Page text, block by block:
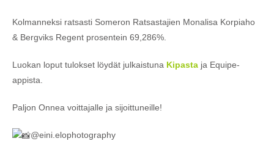
Kolmanneksi ratsasti Someron Ratsastajien Monalisa Korpiaho
& Bergviks Regent prosentein 69,286%.
Luokan loput tulokset löydät julkaistuna Kipasta ja Equipe-
appista.
Paljon Onnea voittajalle ja sijoittuneille!
@eini.elophotography